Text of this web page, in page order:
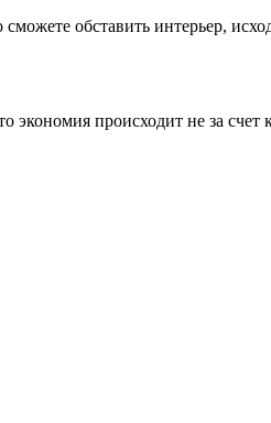
обставить интерьер,
происходит не за